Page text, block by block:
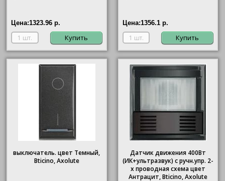
Цена:1323.96 р.
Купить
Цена:1356.1 р.
Купить
выключатель. цвет Темный,
Bticino, Axolute
Датчик движения 400Вт
(ИК+ультразвук) с ручн.упр. 2-
х проводная схема цвет
Антрацит, Bticino, Axolute